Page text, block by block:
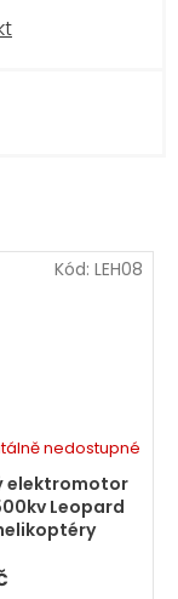
elektromotor
Leopard
nedostupné
Kód: LEH08